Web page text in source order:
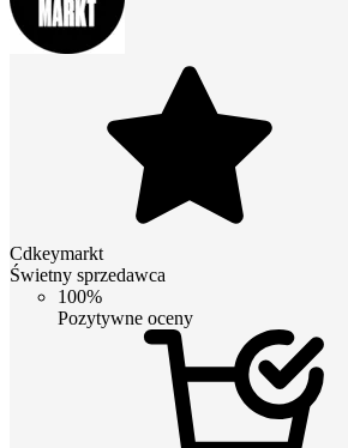
Cdkeymarkt
Świetny sprzedawca
100%
Pozytywne oceny